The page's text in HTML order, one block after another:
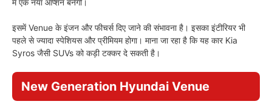
इसमें Venue के इंजन और फीचर्स दिए जाने की संभावना है। इसका इंटीरियर भी
पहले से ज्यादा स्पेशियस और प्रीमियम होगा। माना जा रहा है कि यह कार Kia
Syros जैसी SUVs को कड़ी टक्कर दे सकती है।
New Generation Hyundai Venue